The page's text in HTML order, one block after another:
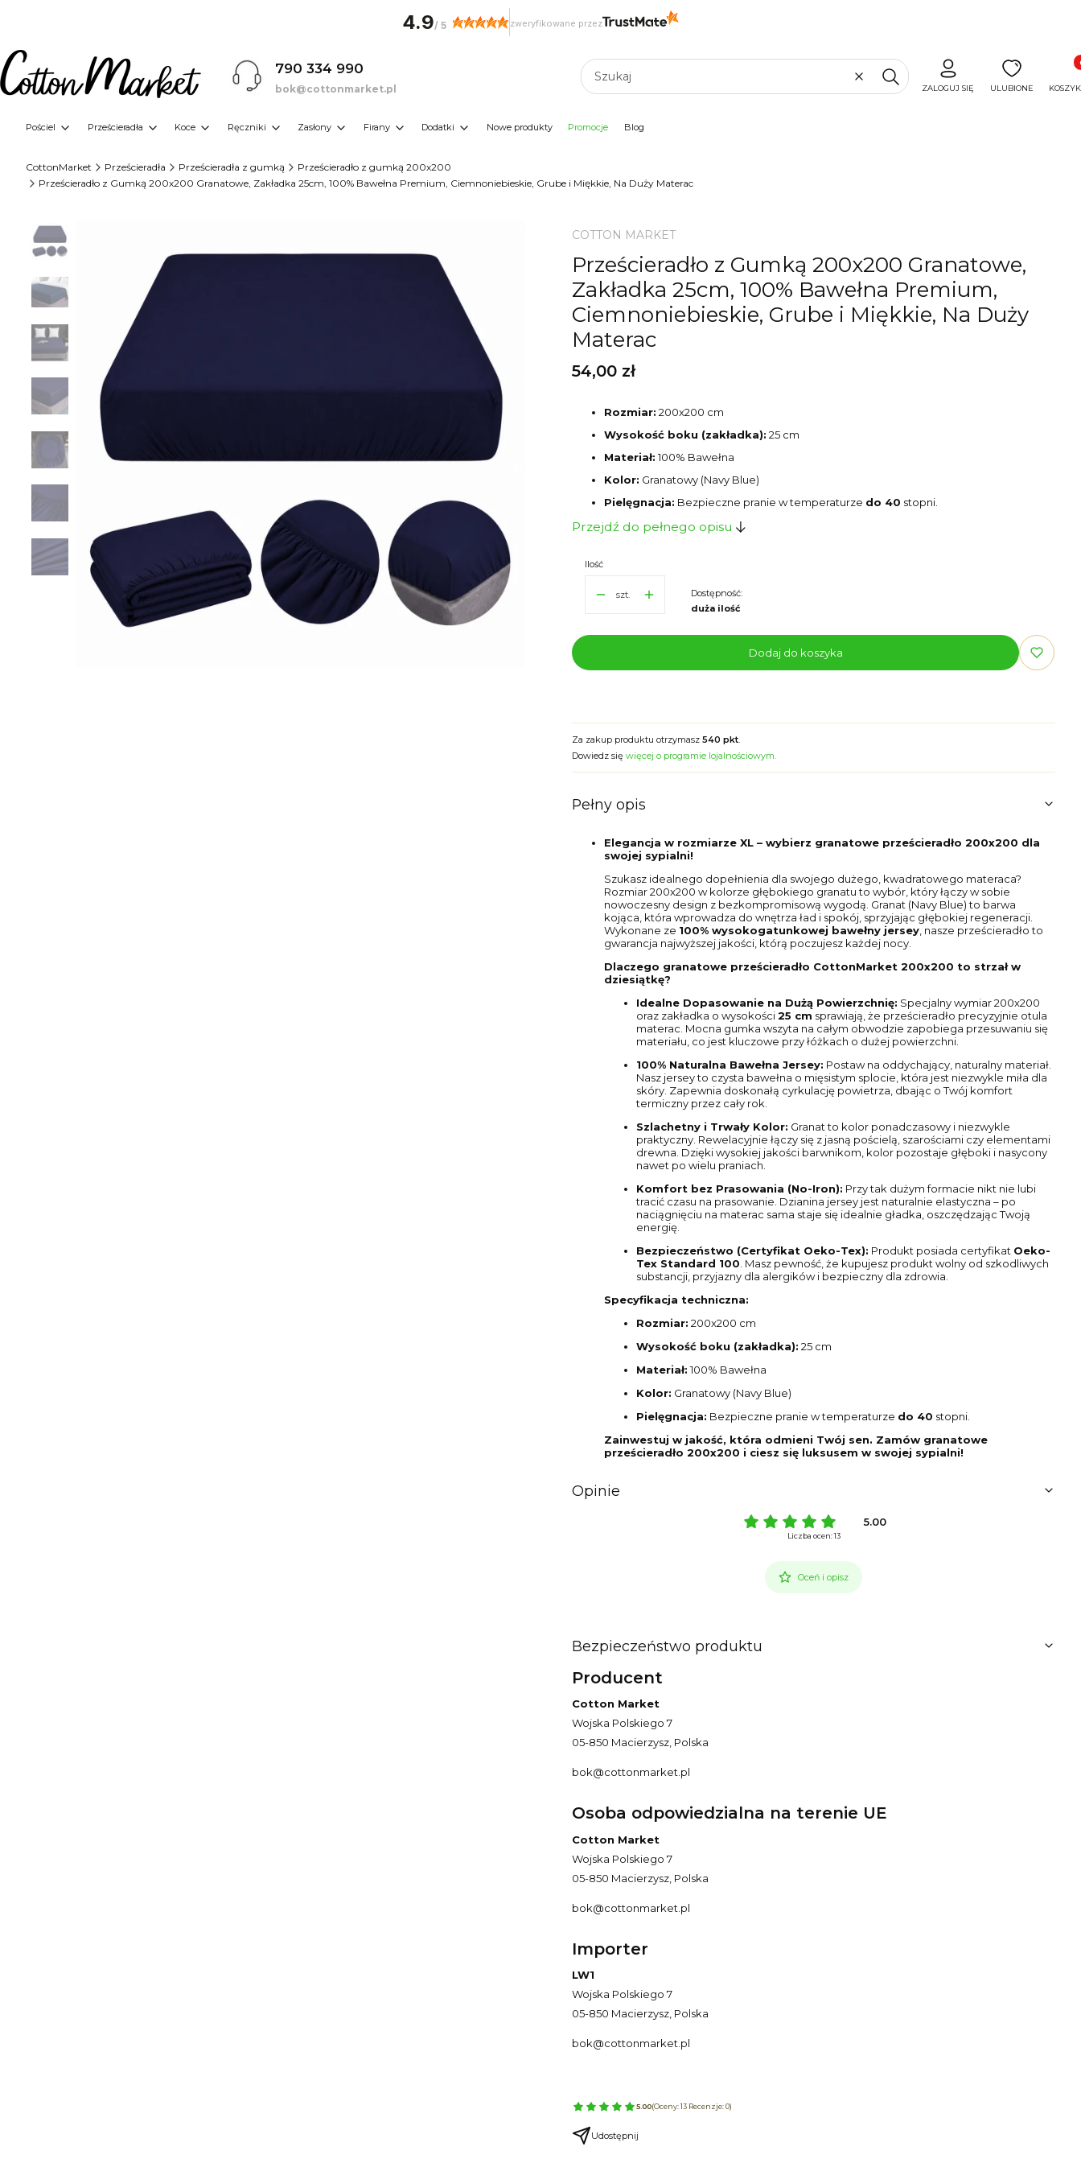
790 334 990
bok@cottonmarket.pl WyczyśćSzukaj ZALOGUJ SIĘ ULUBIONE KOSZYK
Pościel Prześcieradła Koce Ręczniki Zasłony Firany Dodatki Nowe produkty Promocje Blog
CottonMarket Prześcieradła Prześcieradła z gumką
Prześcieradło z gumką 200x200
Prześcieradło z Gumką 200x200 Granatowe, Zakładka 25cm, 100% Bawełna Premium, Ciemnoniebieskie, Grube i Miękkie, Na Duży Materac
COTTON MARKET
Prześcieradło z Gumką 200x200 Granatowe,
Zakładka 25cm, 100% Bawełna Premium,
Ciemnoniebieskie, Grube i Miękkie, Na Duży
Materac
Cena
54,00 zł
Rozmiar: 200x200 cm
Wysokość boku (zakładka): 25 cm
Materiał:100% Bawełna
Kolor: Granatowy (Navy Blue)
Pielęgnacja: Bezpieczne pranie w temperaturze do 40 stopni.
Przejdź do pełnego opisu
Ilość
szt.
Dostępność:
duża ilość
Dodaj do koszyka
Za zakup produktu otrzymasz 540 pkt.
Dowiedz się więcej o programie lojalnościowym.
Pełny opis
Elegancja w rozmiarze XL – wybierz granatowe prześcieradło 200x200 dla
swojej sypialni!
Szukasz idealnego dopełnienia dla swojego dużego, kwadratowego materaca?
Rozmiar 200x200 w kolorze głębokiego granatu to wybór, który łączy w sobie
nowoczesny design z bezkompromisową wygodą. Granat (Navy Blue) to barwa
kojąca, która wprowadza do wnętrza ład i spokój, sprzyjając głębokiej regeneracji.
Wykonane ze 100% wysokogatunkowej bawełny jersey , nasze prześcieradło to
gwarancja najwyższej jakości, którą poczujesz każdej nocy.
Dlaczego granatowe prześcieradło CottonMarket 200x200 to strzał w
dziesiątkę?
Idealne Dopasowanie na Dużą Powierzchnię: Specjalny wymiar 200x200
oraz zakładka o wysokości25 cm sprawiają, że prześcieradło precyzyjnie otula
materac. Mocna gumka wszyta na całym obwodzie zapobiega przesuwaniu się
materiału, co jest kluczowe przy łóżkach o dużej powierzchni.
100% Naturalna Bawełna Jersey: Postaw na oddychający, naturalny materiał.
Nasz jersey to czysta bawełna o mięsistym splocie, która jest niezwykle miła dla
skóry. Zapewnia doskonałą cyrkulację powietrza, dbając o Twój komfort
termiczny przez cały rok.
Szlachetny i Trwały Kolor: Granat to kolor ponadczasowy i niezwykle
praktyczny. Rewelacyjnie łączy się z jasną pościelą, szarościami czy elementami
drewna. Dzięki wysokiej jakości barwnikom, kolor pozostaje głęboki i nasycony
nawet po wielu praniach.
Komfort bez Prasowania (No-Iron): Przy tak dużym formacie nikt nie lubi
tracić czasu na prasowanie. Dzianina jersey jest naturalnie elastyczna – po
naciągnięciu na materac sama staje się idealnie gładka, oszczędzając Twoją
energię.
Bezpieczeństwo (Certyfikat Oeko-Tex): Produkt posiada certyfikat Oeko-
Tex Standard 100 . Masz pewność, że kupujesz produkt wolny od szkodliwych
substancji, przyjazny dla alergików i bezpieczny dla zdrowia.
Specyfikacja techniczna:
Rozmiar: 200x200 cm
Wysokość boku (zakładka): 25 cm
Materiał:100% Bawełna
Kolor: Granatowy (Navy Blue)
Pielęgnacja: Bezpieczne pranie w temperaturze do 40 stopni.
Zainwestuj w jakość, która odmieni Twój sen. Zamów granatowe
prześcieradło 200x200 i ciesz się luksusem w swojej sypialni!
Opinie
5.00
Liczba ocen: 13
Oceń i opisz
Bezpieczeństwo produktu
Producent
Cotton Market
Wojska Polskiego 7
05-850 Macierzysz, Polska
bok@cottonmarket.pl
Osoba odpowiedzialna na terenie UE
Cotton Market
Wojska Polskiego 7
05-850 Macierzysz, Polska
bok@cottonmarket.pl
Importer
LW1
Wojska Polskiego 7
05-850 Macierzysz, Polska
bok@cottonmarket.pl
5.00(Oceny: 13 Recenzje: 0)
Udostępnij
4.9/ 5 zweryfikowane przez